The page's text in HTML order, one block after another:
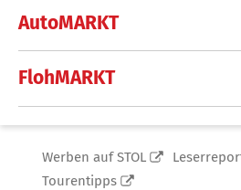
AutoMARKT
FlohMARKT
Werben auf STOL
Tourentipps